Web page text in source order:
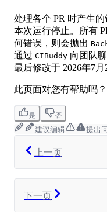
处理各个 PR 时产生
本次运行停止。所有
何错误，则会抛出
通过 CIBuddy 向团队
最后修改于 2026年7月
此页面对您有帮助吗？
是 否
建议编辑 提出
上一页
下一页